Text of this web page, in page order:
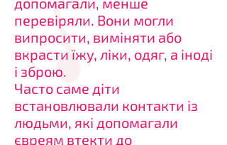
перевіряли. Вони могли
випросити, виміняти або
вкрасти їжу, ліки, одяг, а іноді
і зброю.
Часто саме діти
встановлювали контакти із
людьми, які допомагали
євреям втекти до